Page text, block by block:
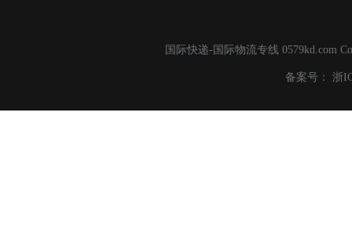
国际快递-国际物流专线 0579kd.com
备案号： 浙